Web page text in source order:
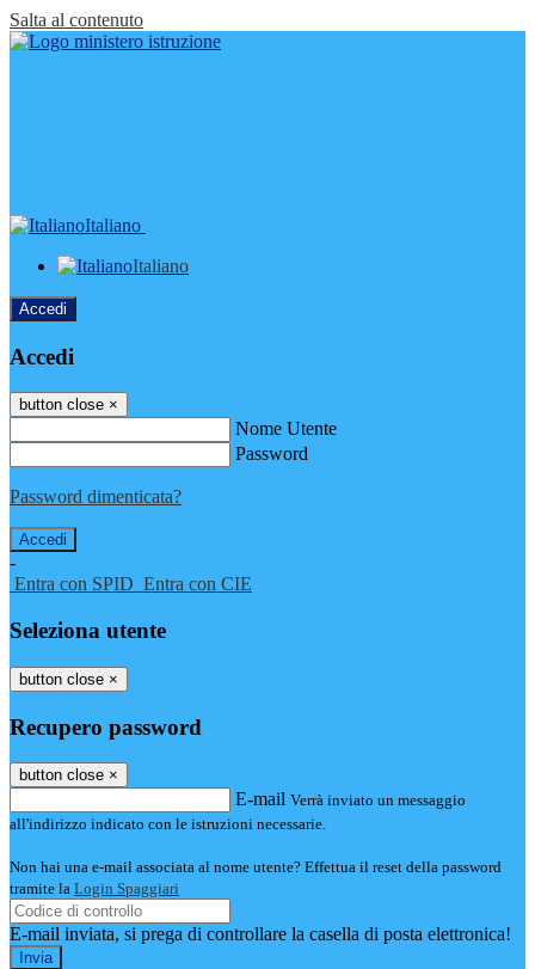
Salta al contenuto
Italiano
Italiano
Accedi
Accedi
button close ×
Nome Utente
Password
Password dimenticata?
-
Entra con SPID Entra con CIE
Seleziona utente
button close ×
Recupero password
button close ×
E-mail Verrà inviato un messaggio
all'indirizzo indicato con le istruzioni necessarie.
Non hai una e-mail associata al nome utente? Effettua il reset della password
tramite la Login Spaggiari
E-mail inviata, si prega di controllare la casella di posta elettronica!